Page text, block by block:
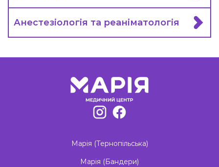
Анестезіологія та реаніматологія
Марія (Тернопільська)
Марія (Бандери)